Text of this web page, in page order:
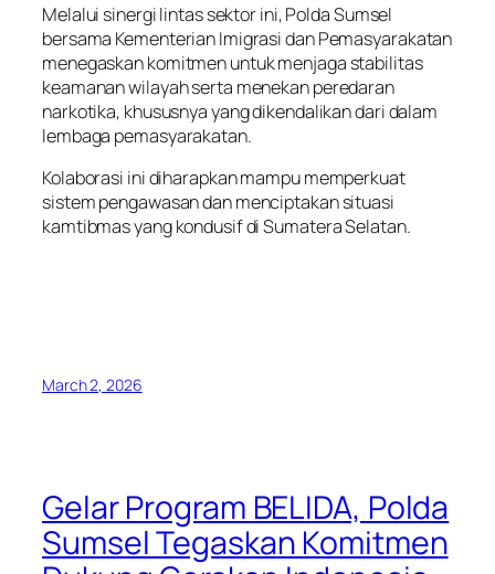
Melalui sinergi lintas sektor ini, Polda Sumsel
bersama Kementerian Imigrasi dan Pemasyarakatan
menegaskan komitmen untuk menjaga stabilitas
keamanan wilayah serta menekan peredaran
narkotika, khususnya yang dikendalikan dari dalam
lembaga pemasyarakatan.
Kolaborasi ini diharapkan mampu memperkuat
sistem pengawasan dan menciptakan situasi
kamtibmas yang kondusif di Sumatera Selatan.
March 2, 2026
Gelar Program BELIDA, Polda
Sumsel Tegaskan Komitmen